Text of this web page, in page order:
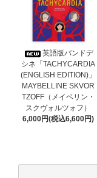
英語版バンドデ
シネ「TACHYCARDIA
(ENGLISH EDITION)」
MAYBELLINE SKVOR
TZOFF（メイベリン・
スクヴォルツォフ）
6,000円(税込6,600円)